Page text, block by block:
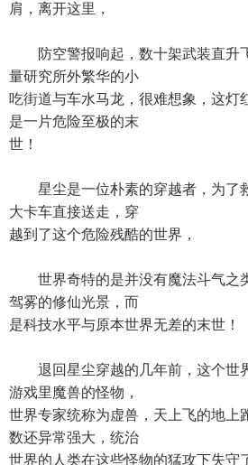
肩，离开这里，
防空警报响起，数十架武装直升
量研究所外繁华的小
吃街道与车水马龙，很难想象，这灯
是一片危险至极的末
世！
星尘是一位朴素的穿越者，为了
大卡车直接送走，穿
越到了这个危险残酷的世界，
世界奇特的是并没有魔法斗气之
驾雾的修仙光景，而
是科技水平与原本世界无差的末世！
退回星尘穿越的几年前，这个世
游戏里魔兽的怪物，
世界专家统称为虚兽，天上飞的地上
数还异常强大，统治
世界的人类在这些怪物的猛攻下失守